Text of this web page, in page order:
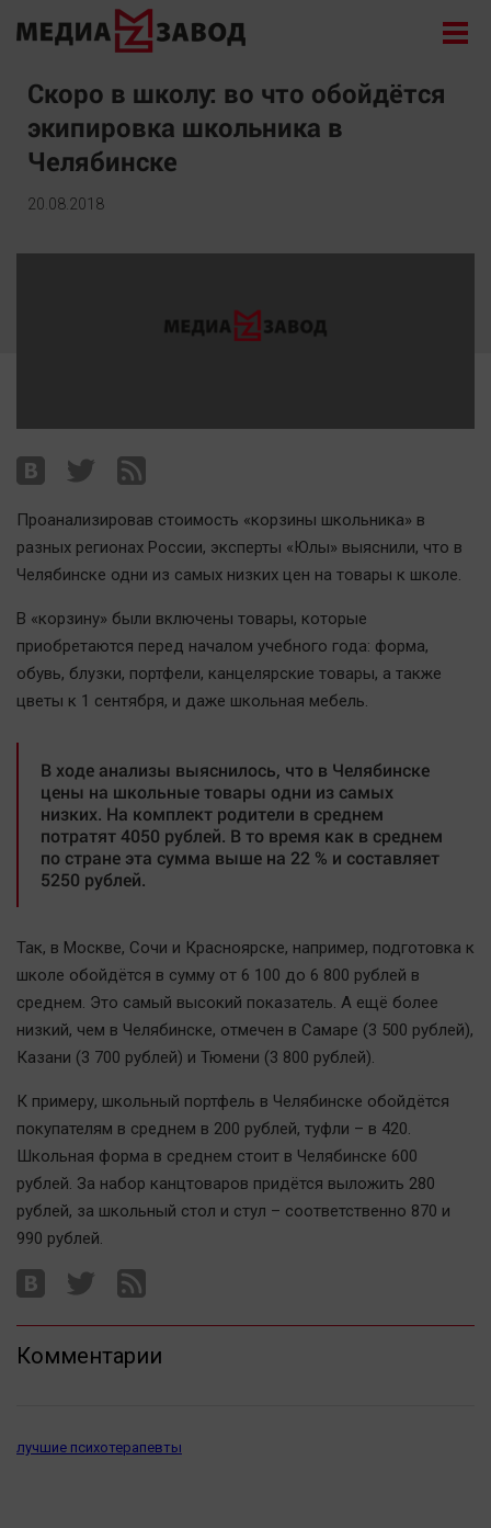
Новости
Экономика
Происшествия
Общество
Архив
Наша победа
Общество
Политика
Экономика
Происшествия
Здоровье
Культура
Курилка
Мнения
Спорт
Технологии
Образование
Автомобили
XX век: криминальные уроки
Банки
Медиаграмотность
Медицина
Новости компаний
Прогулки по городу Ч
Статистика
Челябинск космический
Другие рубрики
Online-консультация
Скоро в школу: во что обойдётся
экипировка школьника в
Челябинске
20.08.2018
Проанализировав стоимость «корзины школьника» в
разных регионах России, эксперты «Юлы» выяснили, что в
Челябинске одни из самых низких цен на товары к школе.
В «корзину» были включены товары, которые
приобретаются перед началом учебного года: форма,
обувь, блузки, портфели, канцелярские товары, а также
цветы к 1 сентября, и даже школьная мебель.
В ходе анализы выяснилось, что в Челябинске
цены на школьные товары одни из самых
низких. На комплект родители в среднем
потратят 4050 рублей. В то время как в среднем
по стране эта сумма выше на 22 % и составляет
5250 рублей.
Так, в Москве, Сочи и Красноярске, например, подготовка к
школе обойдётся в сумму от 6 100 до 6 800 рублей в
среднем. Это самый высокий показатель. А ещё более
низкий, чем в Челябинске, отмечен в Самаре (3 500 рублей),
Казани (3 700 рублей) и Тюмени (3 800 рублей).
К примеру, школьный портфель в Челябинске обойдётся
покупателям в среднем в 200 рублей, туфли – в 420.
Школьная форма в среднем стоит в Челябинске 600
рублей. За набор канцтоваров придётся выложить 280
рублей, за школьный стол и стул – соответственно 870 и
990 рублей.
Комментарии
лучшие психотерапевты